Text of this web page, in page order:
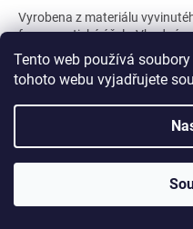
Tento web používá
tohoto webu vyjadřujete
Vyrobena z materiálu
farmaceutické účely, Vhodná